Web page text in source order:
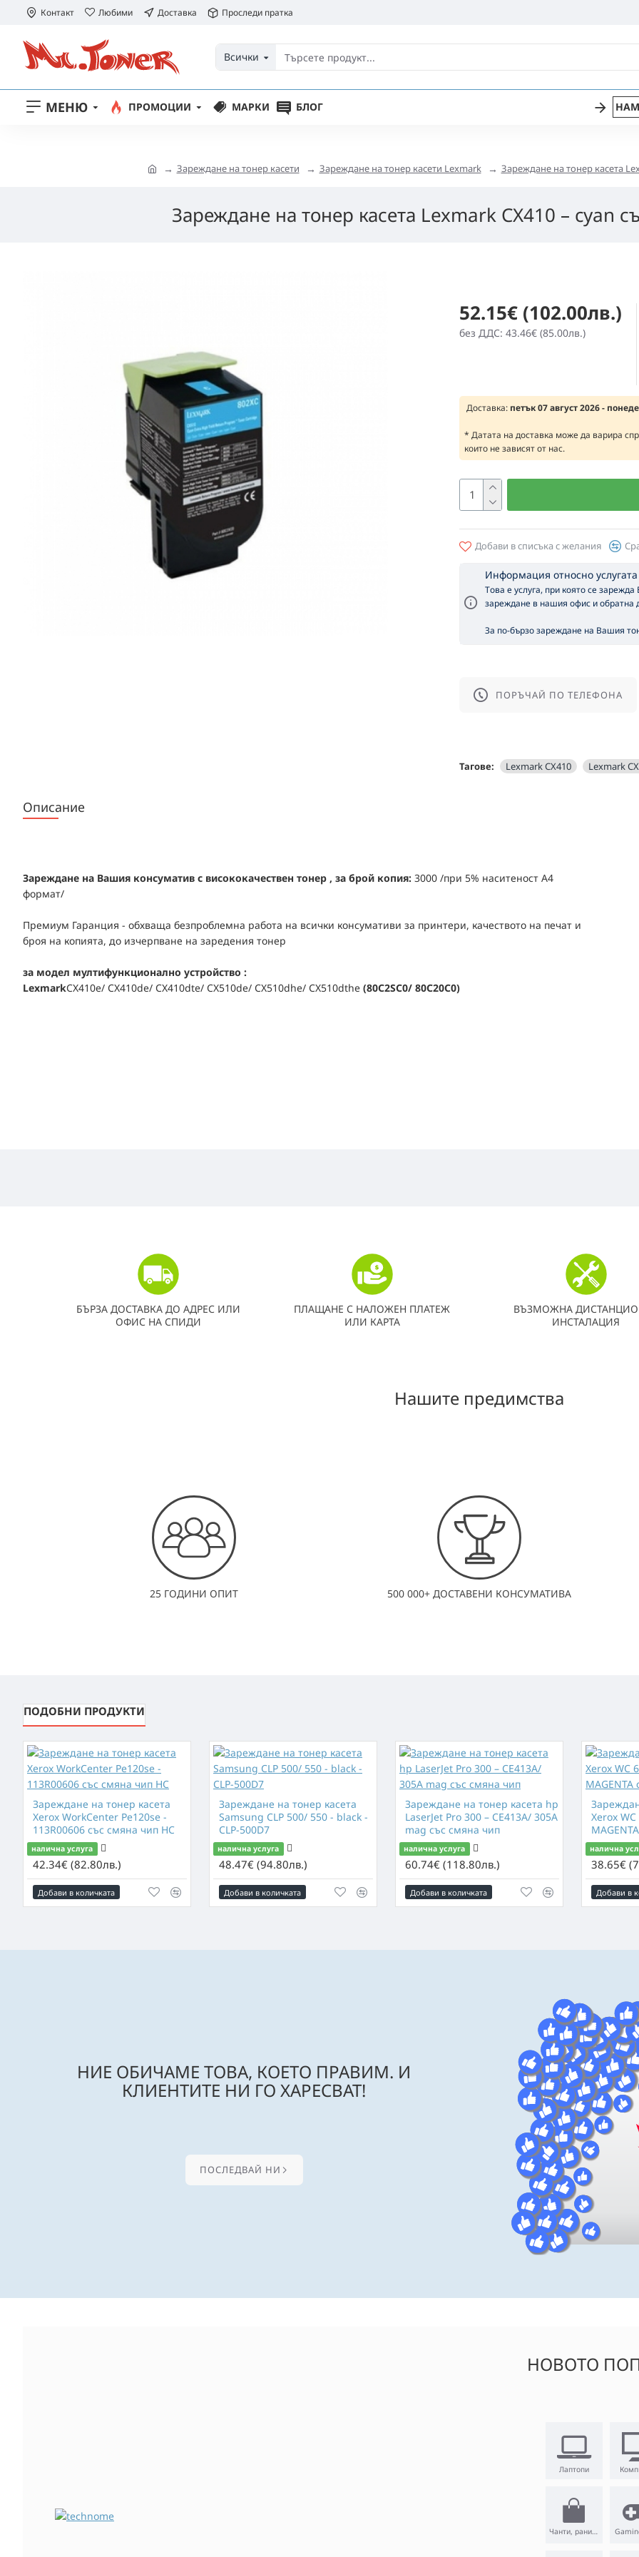
Контакт Любими Доставка Проследи пратка
Всички
МЕНЮ ПРОМОЦИИ МАРКИ БЛОГ
Зареждане на тонер касети Зареждане на тонер касети Lexmark Зареждане на тонер касета
Зареждане на тонер касета Lexmark CX410 – cyan
52.15€ (102.00лв.)
без ДДС: 43.46€ (85.00лв.)
Доставка: петък 07 август 2026 -
* Датата на доставка може да варира
които не зависят от нас.
Добави в списъка с желания
Информация относно услугата
Това е услуга, при която се
зареждане в нашия офис и обратна
За по-бързо зареждане на Вашия
ПОРЪЧАЙ ПО ТЕЛЕФОНА
Тагове: Lexmark CX410 Lexmark
Описание
Зареждане на Вашия консуматив с висококачествен тонер , за брой копия: 3000 /при 5% наситеност А4
формат/
Премиум Гаранция - обхваща безпроблемна работа на всички консумативи за принтери, качеството на печат и
броя на копията, до изчерпване на заредения тонер
за модел мултифункционално устройство :
LexmarkCX410e/ CX410de/ CX410dte/ CX510de/ CX510dhe/ CX510dthe (80C2SC0/ 80C20C0)
БЪРЗА ДОСТАВКА ДО АДРЕС ИЛИ
ОФИС НА СПИДИ
ПЛАЩАНЕ С НАЛОЖЕН ПЛАТЕЖ
ИЛИ КАРТА
ВЪЗМОЖНА
ИНСТАЛАЦИЯ
Нашите предимства
25 ГОДИНИ ОПИТ 500 000+ ДОСТАВЕНИ КОНСУМАТИВА
ПОДОБНИ ПРОДУКТИ
Зареждане на тонер касета
Xerox WorkCenter Pe120se -
113R00606 със смяна чип HC
налична услуга
42.34€ (82.80лв.)
Добави в количката
Зареждане на тонер касета
Samsung CLP 500/ 550 - black -
CLP-500D7
налична услуга
48.47€ (94.80лв.)
Добави в количката
Зареждане нa тонер касета hp
LaserJet Pro 300 – CE413A/ 305A
mag със смяна чип
налична услуга
60.74€ (118.80лв.)
Добави в количката
Xerox
налична
38.65€
Добави в
НИЕ ОБИЧАМЕ ТОВА, КОЕТО ПРАВИМ. И
КЛИЕНТИТЕ НИ ГО ХАРЕСВАТ!
ПОСЛЕДВАЙ НИ
НОВОТО
Лаптопи
Чанти, раници